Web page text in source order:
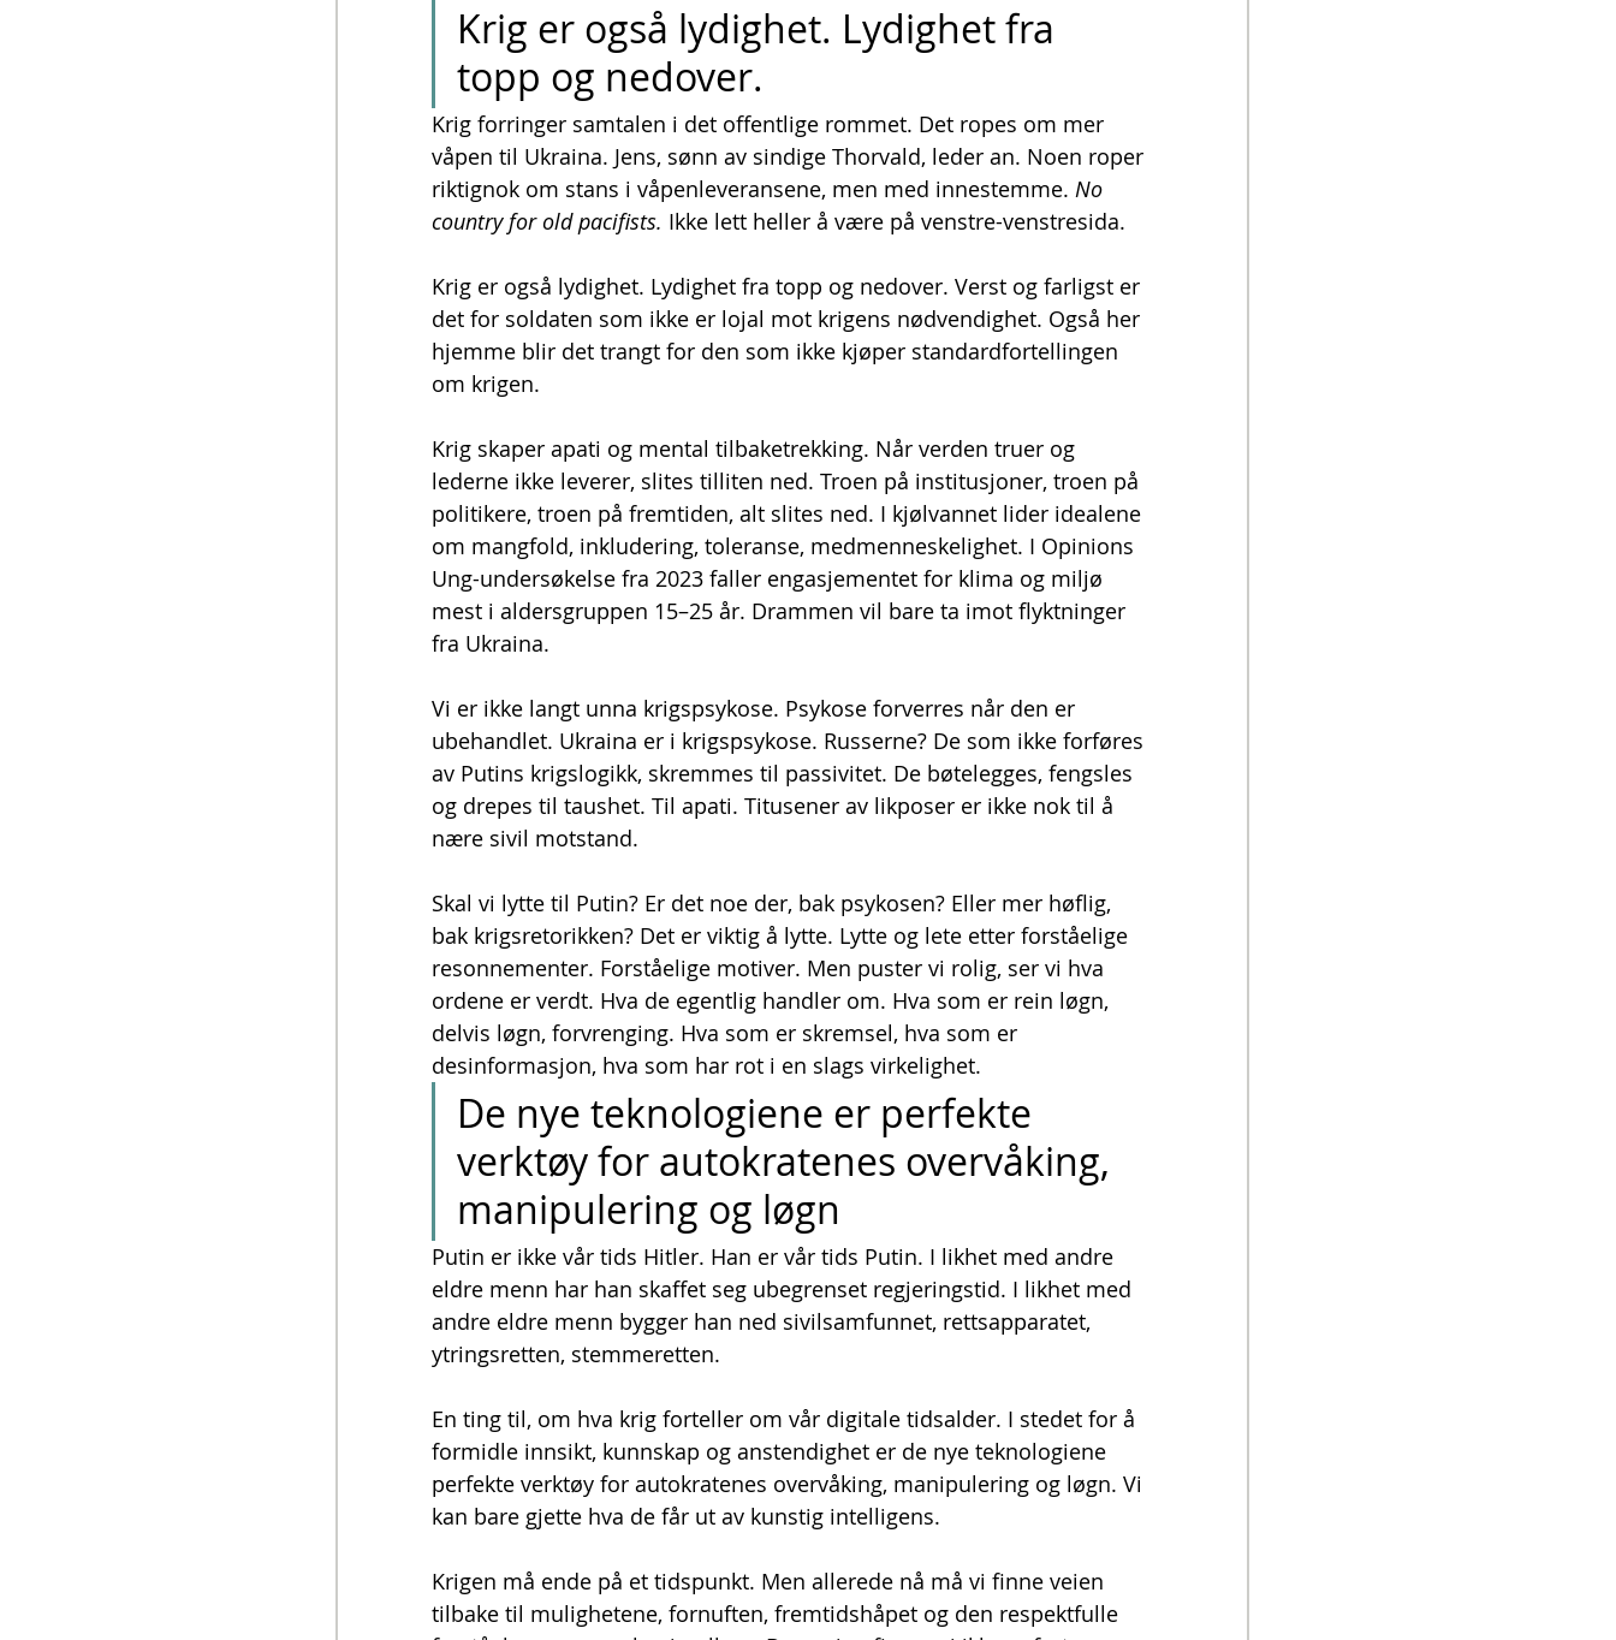
Krig er også lydighet. Lydighet fra
topp og nedover.
Krig forringer samtalen i det offentlige rommet. Det ropes om mer
våpen til Ukraina. Jens, sønn av sindige Thorvald, leder an. Noen roper
riktignok om stans i våpenleveransene, men med innestemme. No
country for old pacifists. Ikke lett heller å være på venstre-venstresida.
Krig er også lydighet. Lydighet fra topp og nedover. Verst og farligst er
det for soldaten som ikke er lojal mot krigens nødvendighet. Også her
hjemme blir det trangt for den som ikke kjøper standardfortellingen
om krigen.
Krig skaper apati og mental tilbaketrekking. Når verden truer og
lederne ikke leverer, slites tilliten ned. Troen på institusjoner, troen på
politikere, troen på fremtiden, alt slites ned. I kjølvannet lider idealene
om mangfold, inkludering, toleranse, medmenneskelighet. I Opinions
Ung-undersøkelse fra 2023 faller engasjementet for klima og miljø
mest i aldersgruppen 15–25 år. Drammen vil bare ta imot flyktninger
fra Ukraina.
Vi er ikke langt unna krigspsykose. Psykose forverres når den er
ubehandlet. Ukraina er i krigspsykose. Russerne? De som ikke forføres
av Putins krigslogikk, skremmes til passivitet. De bøtelegges, fengsles
og drepes til taushet. Til apati. Titusener av likposer er ikke nok til å
nære sivil motstand.
Skal vi lytte til Putin? Er det noe der, bak psykosen? Eller mer høflig,
bak krigsretorikken? Det er viktig å lytte. Lytte og lete etter forståelige
resonnementer. Forståelige motiver. Men puster vi rolig, ser vi hva
ordene er verdt. Hva de egentlig handler om. Hva som er rein løgn,
delvis løgn, forvrenging. Hva som er skremsel, hva som er
desinformasjon, hva som har rot i en slags virkelighet.
De nye teknologiene er perfekte
verktøy for autokratenes overvåking,
manipulering og løgn
Putin er ikke vår tids Hitler. Han er vår tids Putin. I likhet med andre
eldre menn har han skaffet seg ubegrenset regjeringstid. I likhet med
andre eldre menn bygger han ned sivilsamfunnet, rettsapparatet,
ytringsretten, stemmeretten.
En ting til, om hva krig forteller om vår digitale tidsalder. I stedet for å
formidle innsikt, kunnskap og anstendighet er de nye teknologiene
perfekte verktøy for autokratenes overvåking, manipulering og løgn. Vi
kan bare gjette hva de får ut av kunstig intelligens.
Krigen må ende på et tidspunkt. Men allerede nå må vi finne veien
tilbake til mulighetene, fornuften, fremtidshåpet og den respektfulle